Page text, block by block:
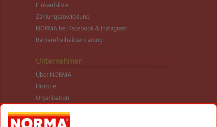
Einkaufsliste
Zahlungsabwicklung
NORMA bei Facebook & Instagram
Barrierefreiheitserklärung
Unternehmen
Über NORMA
Historie
Organisation
International
Logistik